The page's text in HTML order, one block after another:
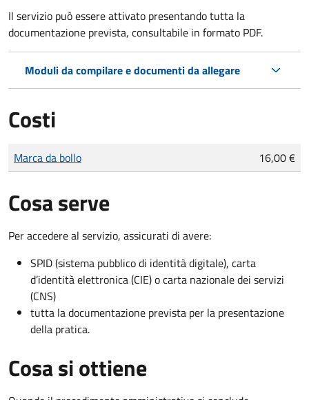
Il servizio può essere attivato presentando tutta la
documentazione prevista, consultabile in formato PDF.
Moduli da compilare e documenti da allegare
Costi
Tipo di pagamento
Importo
Marca da bollo 16,00 €
Cosa serve
Per accedere al servizio, assicurati di avere:
SPID (sistema pubblico di identità digitale), carta
d’identità elettronica (CIE) o carta nazionale dei servizi
(CNS)
tutta la documentazione prevista per la presentazione
della pratica.
Cosa si ottiene